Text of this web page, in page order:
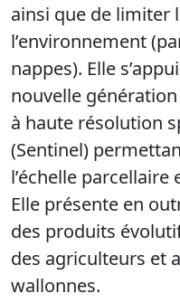
ainsi que de limiter
l’environnement
nappes). Elle
nouvelle
à haute résolution
(Sentinel)
l’échelle
Elle présente en
des produits
des agriculteurs et
wallonnes.